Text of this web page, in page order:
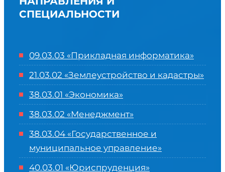
СПЕЦИАЛЬНОСТИ
09.03.03 «Прикладная информатика»
21.03.02 «Землеустройство и кадастры»
38.03.01 «Экономика»
38.03.02 «Менеджмент»
38.03.04 «Государственное и
муниципальное управление»
40.03.01 «Юриспруденция»